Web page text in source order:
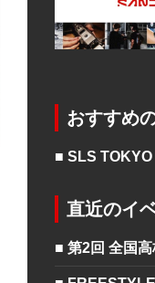
おすすめ
■ SLS TOKYO
直近のイ
■ 第2回 全国